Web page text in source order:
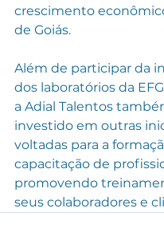
crescimento
de Goiás.
Além de participar da
dos laboratórios da
a Adial Talentos
investido em outras
voltadas para a
capacitação de
promovendo
seus colaboradores e